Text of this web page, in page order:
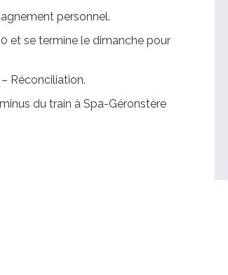
personnel.
et se termine le dimanche pour
Réconciliation.
du train à Spa-Géronstère
Merci pour cet accueil simple et
chaleureux qui nous a permis de